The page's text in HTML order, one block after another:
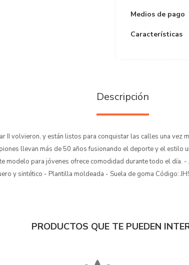
Medios de pago
Características
Descripción
II volvieron, y están listos para conquistar las calles una vez
llevan más de 50 años fusionando el deporte y el estilo
modelo para jóvenes ofrece comodidad durante todo el día.
y sintético - Plantilla moldeada - Suela de goma Código:
PRODUCTOS QUE TE PUEDEN